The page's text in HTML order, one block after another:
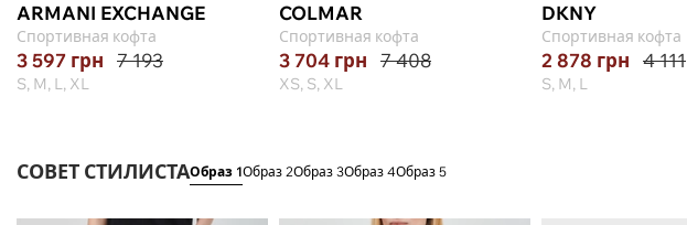
ARMANI EXCHANGE
Спортивная кофта
3 597 грн 7 193
S, M, L, XL
COLMAR
Спортивная кофта
3 704 грн 7 408
XS, S, XL
DKNY
Спортивная кофта
2 878 грн 4 111
S, M, L
СОВЕТ СТИЛИСТАОбраз 1Образ 2Образ 3Образ 4Образ 5